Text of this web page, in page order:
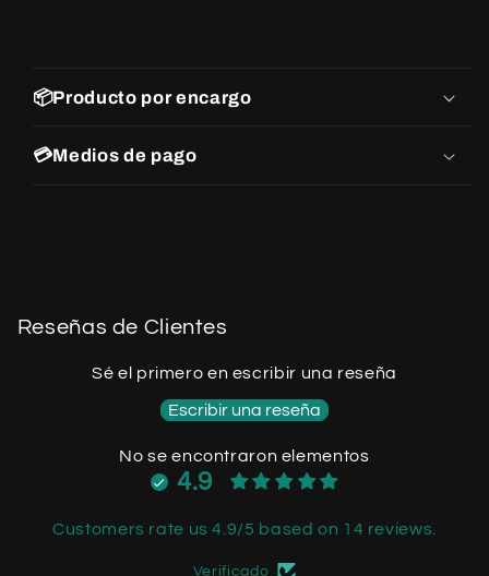
📦Producto por encargo
💳Medios de pago
Reseñas de Clientes
Sé el primero en escribir una reseña
Escribir una reseña
No se encontraron elementos
4.9
Customers rate us 4.9/5 based on 14 reviews.
Verificado